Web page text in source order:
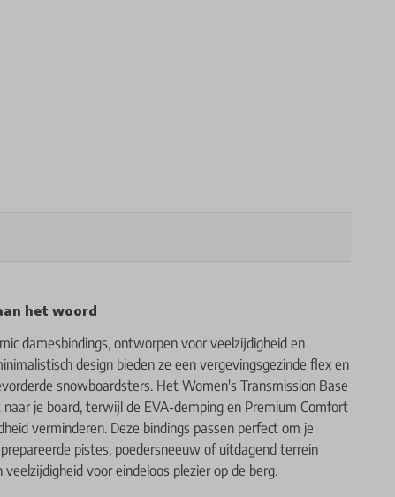
het woord
damesbindings, ontworpen voor veelzijdigheid en
design bieden ze een vergevingsgezinde flex en
snowboardsters. Het Women's Transmission Base
je board, terwijl de EVA-demping en Premium Comfort
verminderen. Deze bindings passen perfect om je
pistes, poedersneeuw of uitdagend terrein
voor eindeloos plezier op de berg.